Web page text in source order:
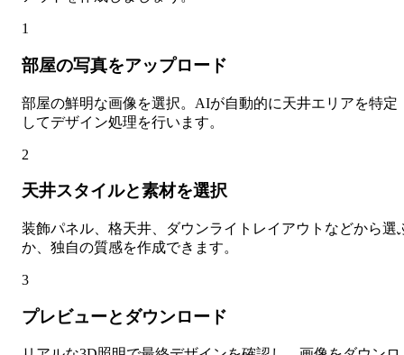
1
部屋の写真をアップロード
部屋の鮮明な画像を選択。AIが自動的に天井エリアを特定
してデザイン処理を行います。
2
天井スタイルと素材を選択
装飾パネル、格天井、ダウンライトレイアウトなどから選
か、独自の質感を作成できます。
3
プレビューとダウンロード